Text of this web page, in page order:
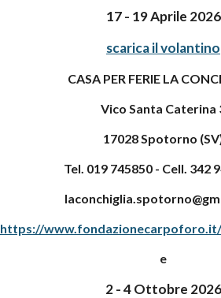
17 - 19 Aprile 2026
scarica il volantino
CASA PER FERIE LA
Vico Santa Caterina
17028 Spotorno
Tel. 019 745850 - Cell. 342
https://
e
2-4Ottobre 2026